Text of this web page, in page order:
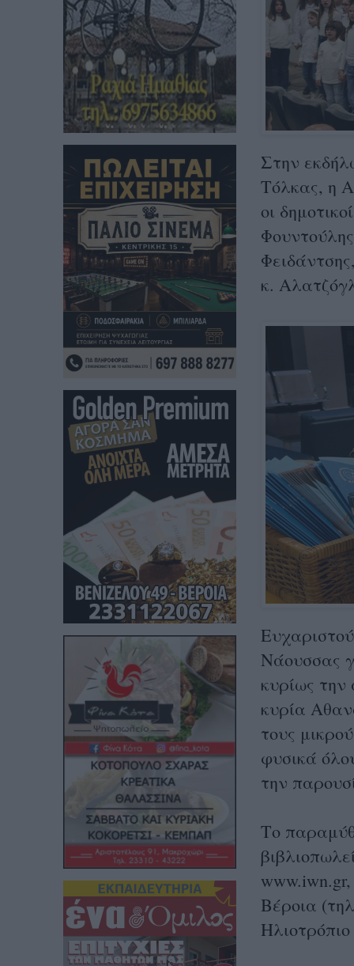
Στην
Τόλκας, η
οι
κ.
Νάουσσας
κυρίως την
κυρία
τους
φυσικά
την
Το
Βέροια